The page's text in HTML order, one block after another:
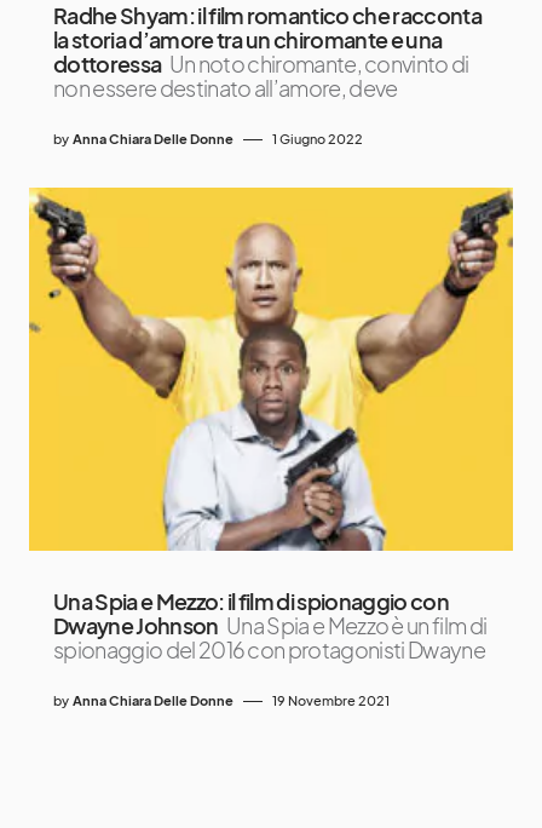
Radhe Shyam: il film romantico che racconta
la storia d’amore tra un chiromante e una
dottoressa Un noto chiromante, convinto di
non essere destinato all’amore, deve
by Anna Chiara Delle Donne 1 Giugno 2022
Una Spia e Mezzo: il film di spionaggio con
Dwayne Johnson Una Spia e Mezzo è un film di
spionaggio del 2016 con protagonisti Dwayne
by Anna Chiara Delle Donne 19 Novembre 2021